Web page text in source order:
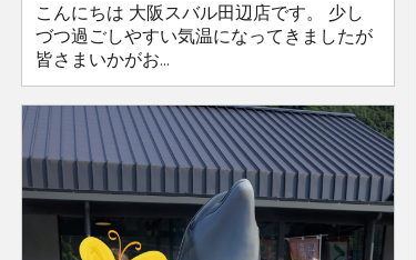
こんにちは 大阪スバル田辺店です。 少し
づつ過ごしやすい気温になってきましたが
皆さまいかがお...